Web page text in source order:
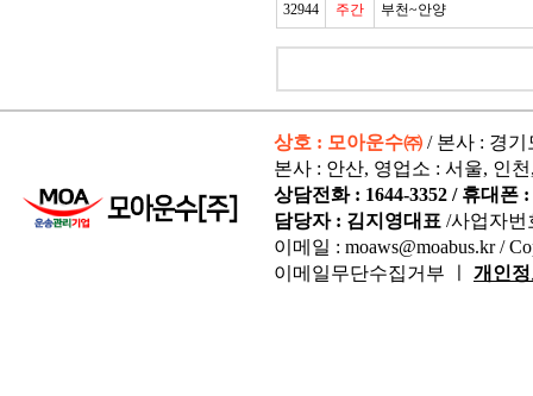
32944
주간 부천~안양
상호 : 모아운수㈜ / 본사 : 경기
본사 : 안산, 영업소 : 서울, 인
상담전화 : 1644-3352 / 휴대폰
담당자 : 김지영대표 /사업자번
이메일 : moaws@moabus.kr /
이메일무단수집거부 ㅣ 개인